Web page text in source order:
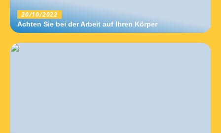
20/10/2022
Achten Sie bei der Arbeit auf Ihren Körper